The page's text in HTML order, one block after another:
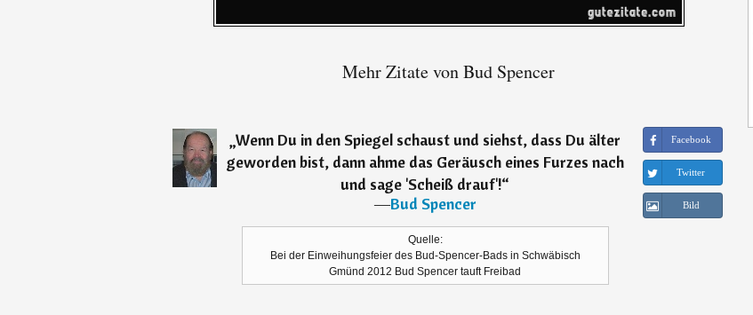
Mehr Zitate von Bud Spencer
„Wenn Du in den Spiegel schaust und siehst, dass Du älter
geworden bist, dann ahme das Geräusch eines Furzes nach
und sage 'Scheiß drauf'!“
―Bud Spencer
Quelle:
Bei der Einweihungsfeier des Bud-Spencer-Bads in Schwäbisch
Gmünd 2012 Bud Spencer tauft Freibad
Facebook
Twitter
Bild